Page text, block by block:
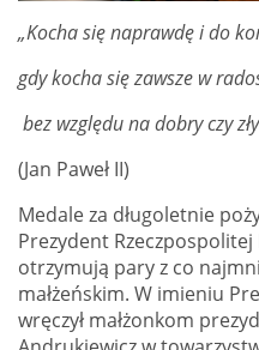
„Kocha się naprawdę i do
gdy kocha się zawsze w
bez względu na dobry czy
(Jan Paweł II)
Medale za długoletnie
Prezydent
otrzymują pary z co
małżeńskim. W imieniu
wręczył małżonkom